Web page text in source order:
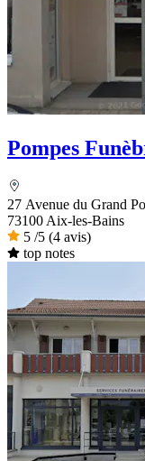
Pompes
27 Avenue du Grand
73100 Aix-les-Bains
5 /5 (4 avis)
top notes